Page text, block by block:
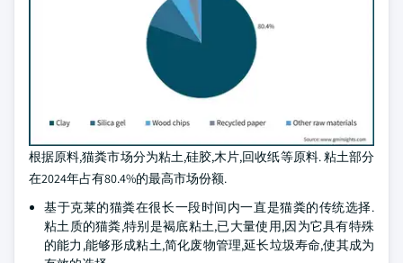
根据原料,猫粪市场分为粘土,硅胶,木片,回收纸等原料. 粘土部分
在2024年占有80.4%的最高市场份额.
基于克莱的猫粪在很长一段时间内一直是猫粪的传统选择.
粘土质的猫粪,特别是褐底粘土,已大量使用,因为它具有特殊
的能力,能够形成粘土,简化废物管理,延长垃圾寿命,使其成为